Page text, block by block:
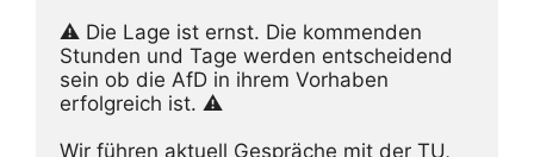
⚠️ Die Lage ist ernst. Die kommenden
Stunden und Tage werden entscheidend
sein ob die AfD in ihrem Vorhaben
erfolgreich ist. ⚠️
Wir führen aktuell Gespräche mit der TU,